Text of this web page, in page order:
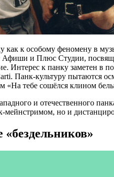
как к особому феномену в
Афиши и Плюс Студии,
Интерес к панку заметен в
Панк-культуру пытаются
«На тебе сошёлся клином
и отечественного
мейнстримом, но и